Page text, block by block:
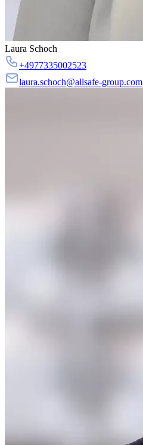
Laura Schoch
+4977335002523
laura.schoch@allsafe-group.com